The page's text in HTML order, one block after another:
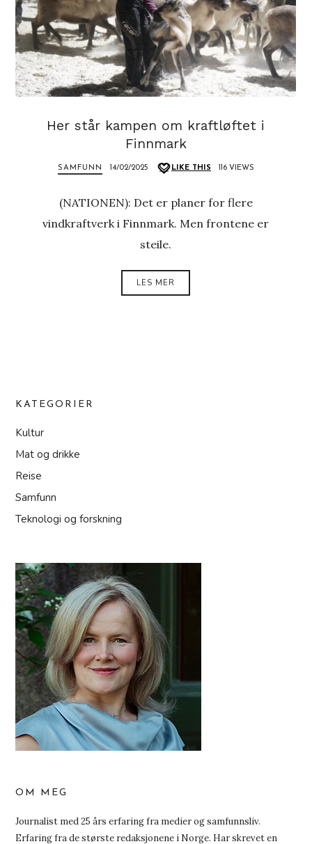
Her står kampen om kraftløftet i
Finnmark
SAMFUNN 14/02/2025 LIKE THIS 116 VIEWS
(NATIONEN): Det er planer for flere
vindkraftverk i Finnmark. Men frontene er
steile.
LES MER
KATEGORIER
Kultur
Mat og drikke
Reise
Samfunn
Teknologi og forskning
OM MEG
Journalist med 25 års erfaring fra medier og samfunnsliv.
Erfaring fra de største redaksjonene i Norge. Har skrevet en